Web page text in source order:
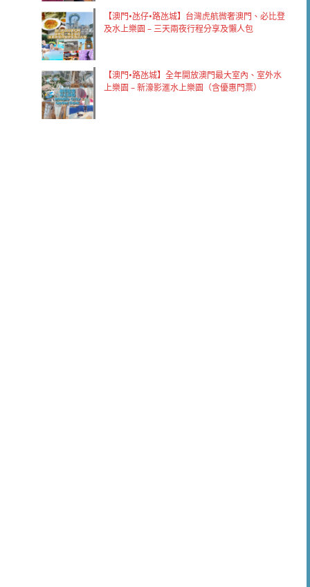
【澳門•氹仔•路氹城】台灣虎航微奢澳門、必比登
及水上樂園 – 三天兩夜行程分享及懶人包
【澳門•路氹城】全年開放澳門最大室內、室外水
上樂園 – 新濠影滙水上樂園（含優惠門票）